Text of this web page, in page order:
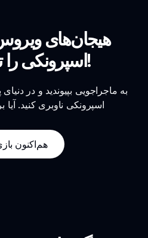
هیجان‌های
اسپرونکی را تجربه کنید!
به ماجراجویی بپیوندید و در
اسپرونکی ناوبری کنید. آیا
هم‌اکنون